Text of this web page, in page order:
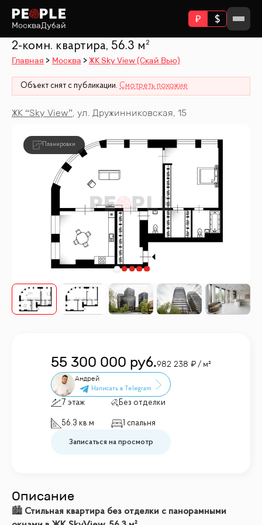
МоскваДубай
2-комн. квартира, 56.3 м²
Главная Москва ЖК Sky View (Скай Вью)
Объект снят с публикации. Смотреть похожие
ЖК “Sky View”, ул. Дружинниковская, 15
Планировки
55 300 000 руб.982 238 / м²
Андрей
7 этаж Без отделки
56.3 кв.м 1 спальня
Записаться на просмотр
Описание
🏙 Стильная квартира без отделки с панорамными